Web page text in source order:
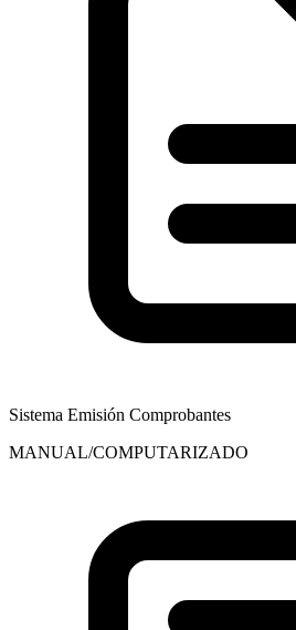
Sistema Emisión Comprobantes
MANUAL/COMPUTARIZADO